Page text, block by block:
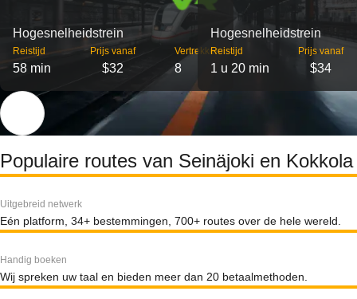
Hogesnelheidstrein
Reistijd
58 min
Prijs vanaf
$32
Vertrekken
8
Hogesnelheidstrein
Reistijd
1 u 20 min
Prijs vanaf
$34
Populaire routes van Seinäjoki en Kokkola
Uitgebreid netwerk
Eén platform, 34+ bestemmingen, 700+ routes over de hele wereld.
Handig boeken
Wij spreken uw taal en bieden meer dan 20 betaalmethoden.